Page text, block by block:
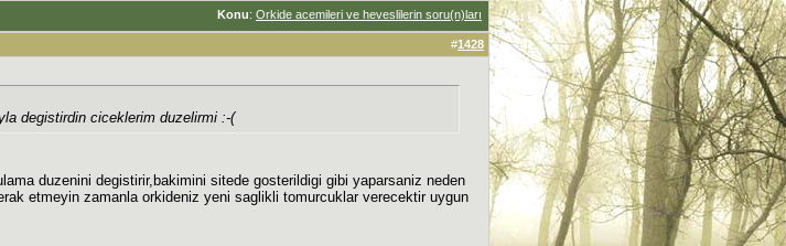
Konu: Orkide acemileri ve heveslilerin soru(n)ları
#1428
degistirdin ciceklerim duzelirmi :-(
duzenini degistirir,bakimini sitede gosterildigi gibi yaparsaniz neden
etmeyin zamanla orkideniz yeni saglikli tomurcuklar verecektir uygun